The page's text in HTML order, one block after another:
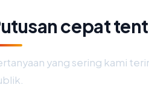
cepat
yang sering kami